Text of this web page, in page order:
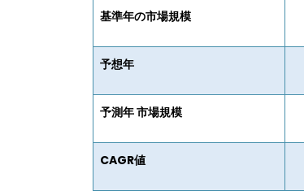
基準年の市場規模
予想年
予測年 市場規模
CAGR値